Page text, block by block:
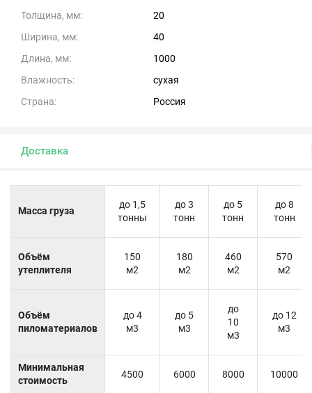
Толщина, мм:
20
Ширина, мм:
40
Длина, мм:
1000
Влажность:
сухая
Страна:
Россия
Доставка
Масса груза
до 1,5
тонны
до 3
тонн
до 5
тонн
до 8
тонн
Объём
утеплителя
150
м2
180
м2
460
м2
570
м2
Объём
пиломатериалов
до 4
м3
до 5
м3
до
10
м3
до 12
м3
Минимальная
стоимость
4500 6000 8000 10000